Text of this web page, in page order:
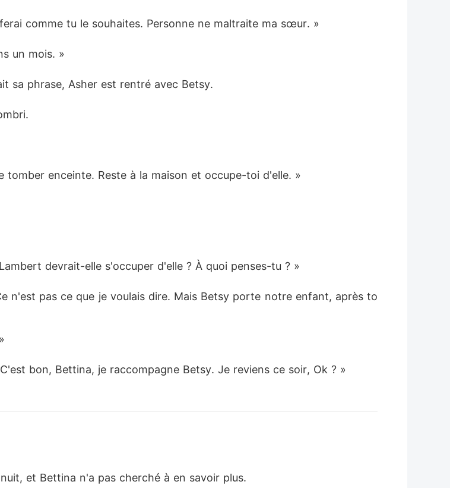
comme tu le souhaites. Personne ne maltraite ma sœur. »
un mois. »
sa phrase, Asher est rentré avec Betsy.
enceinte. Reste à la maison et occupe-toi d'elle. »
devrait-elle s'occuper d'elle ? À quoi penses-tu ? »
n'est pas ce que je voulais dire. Mais Betsy porte notre enfant, après to
bon, Bettina, je raccompagne Betsy. Je reviens ce soir, Ok ? »
et Bettina n'a pas cherché à en savoir plus.